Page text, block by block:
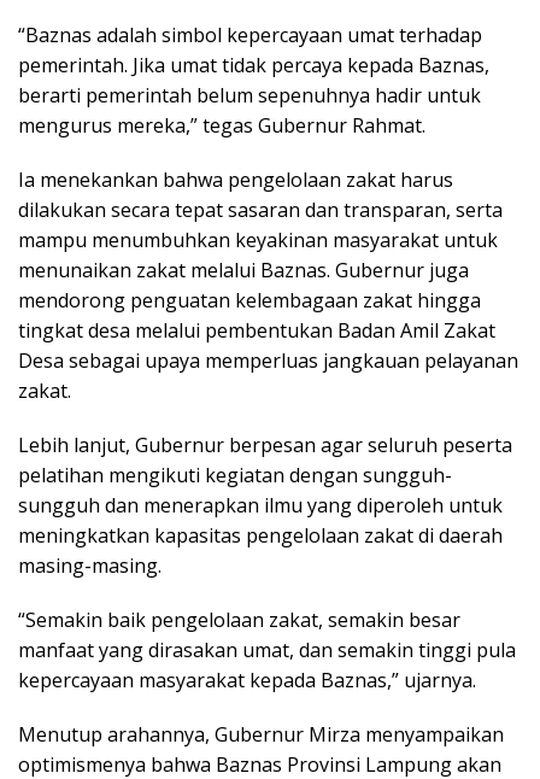
“Baznas adalah simbol kepercayaan umat terhadap
pemerintah. Jika umat tidak percaya kepada Baznas,
berarti pemerintah belum sepenuhnya hadir untuk
mengurus mereka,” tegas Gubernur Rahmat.
Ia menekankan bahwa pengelolaan zakat harus
dilakukan secara tepat sasaran dan transparan, serta
mampu menumbuhkan keyakinan masyarakat untuk
menunaikan zakat melalui Baznas. Gubernur juga
mendorong penguatan kelembagaan zakat hingga
tingkat desa melalui pembentukan Badan Amil Zakat
Desa sebagai upaya memperluas jangkauan pelayanan
zakat.
Lebih lanjut, Gubernur berpesan agar seluruh peserta
pelatihan mengikuti kegiatan dengan sungguh-
sungguh dan menerapkan ilmu yang diperoleh untuk
meningkatkan kapasitas pengelolaan zakat di daerah
masing-masing.
“Semakin baik pengelolaan zakat, semakin besar
manfaat yang dirasakan umat, dan semakin tinggi pula
kepercayaan masyarakat kepada Baznas,” ujarnya.
Menutup arahannya, Gubernur Mirza menyampaikan
optimismenya bahwa Baznas Provinsi Lampung akan